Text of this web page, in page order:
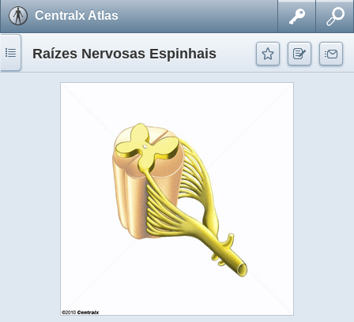
Centralx Atlas
Raízes Nervosas Espinhais